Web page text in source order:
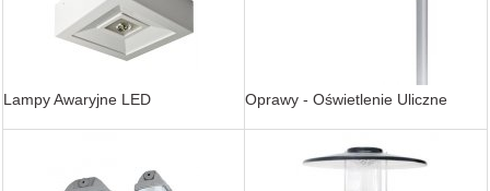
Lampy Awaryjne LED Oprawy - Oświetlenie Uliczne